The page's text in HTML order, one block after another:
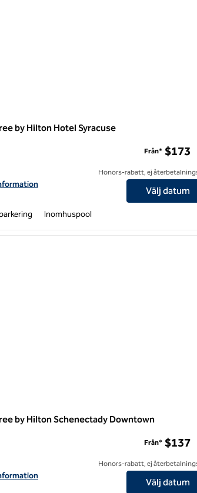
by Hilton Hotel Syracuse
för DoubleTree by Hilton Hotel Syracuse
Från* $173
Honors-rabatt, ej
Välj datum
Inomhuspool
by Hilton Schenectady Downtown
för DoubleTree by Hilton Schenectady
Från* $137
Honors-rabatt, ej
Välj datum